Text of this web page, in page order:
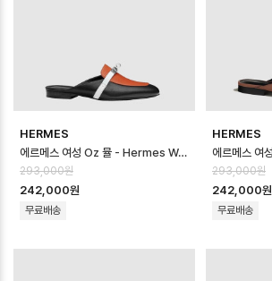
HERMES
에르메스 여성 Oz 뮬 - Hermes Womens Oz Mule - hes14576x
293,000원
242,000원
무료배송
HERMES
293,000원
242,000원
무료배송